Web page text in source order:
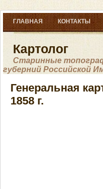
ГЛАВНАЯ КОНТАКТЫ
Картолог
Старинные
губерний Российской
Генеральная
1858 г.